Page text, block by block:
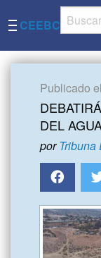
CEEBC
Publicado
DEL
por